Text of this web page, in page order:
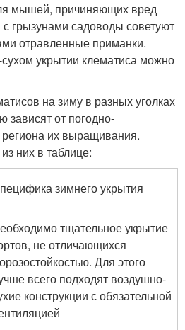
мышей, причиняющих вред
грызунами садоводы советуют
отравленные приманки.
укрытии клематиса можно
на зиму в разных уголках
от погодно-
региона их выращивания.
них в таблице:
зимнего укрытия
тщательное укрытие
не отличающихся
Для этого
всего подходят воздушно-
конструкции с обязательной